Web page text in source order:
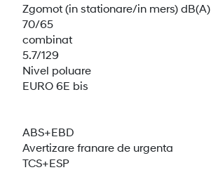
Zgomot (in stationare/in mers) dB(A)
70/65
combinat
5.7/129
Nivel poluare
EURO 6E bis
ABS+EBD
Avertizare franare de urgenta
TCS+ESP